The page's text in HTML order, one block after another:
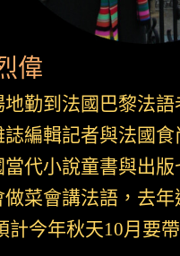
偉
勤到法國巴黎法語
誌編輯記者與法國
代小說童書與出版
做菜會講法語，去
計今年秋天10月要